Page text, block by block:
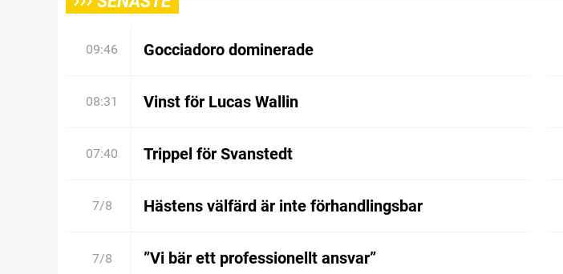
09:46 Gocciadoro dominerade
08:31 Vinst för Lucas Wallin
07:40 Trippel för Svanstedt
7/8 Hästens välfärd är inte förhandlingsbar
7/8 ”Vi bär ett professionellt ansvar”